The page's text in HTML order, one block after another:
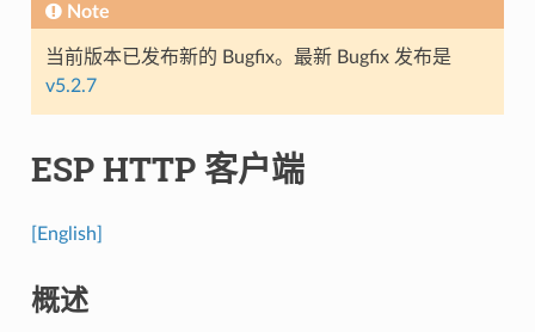
Note
当前版本已发布新的 Bugfix。最新 Bugfix 发布是
v5.2.7
ESP HTTP 客户端
[English]
概述